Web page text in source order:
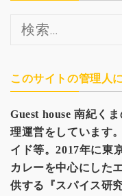
索:
このサイトの管理人
Guest house南紀く
理運営をしています
イド等。2017年に東
カレーを中心にした
供する『スパイス研